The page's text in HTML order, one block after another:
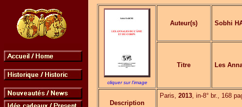
cliquer sur l'image
Auteur(s) Sobhi
Titre Les
Description
Paris, 2013, in-8° br., 168